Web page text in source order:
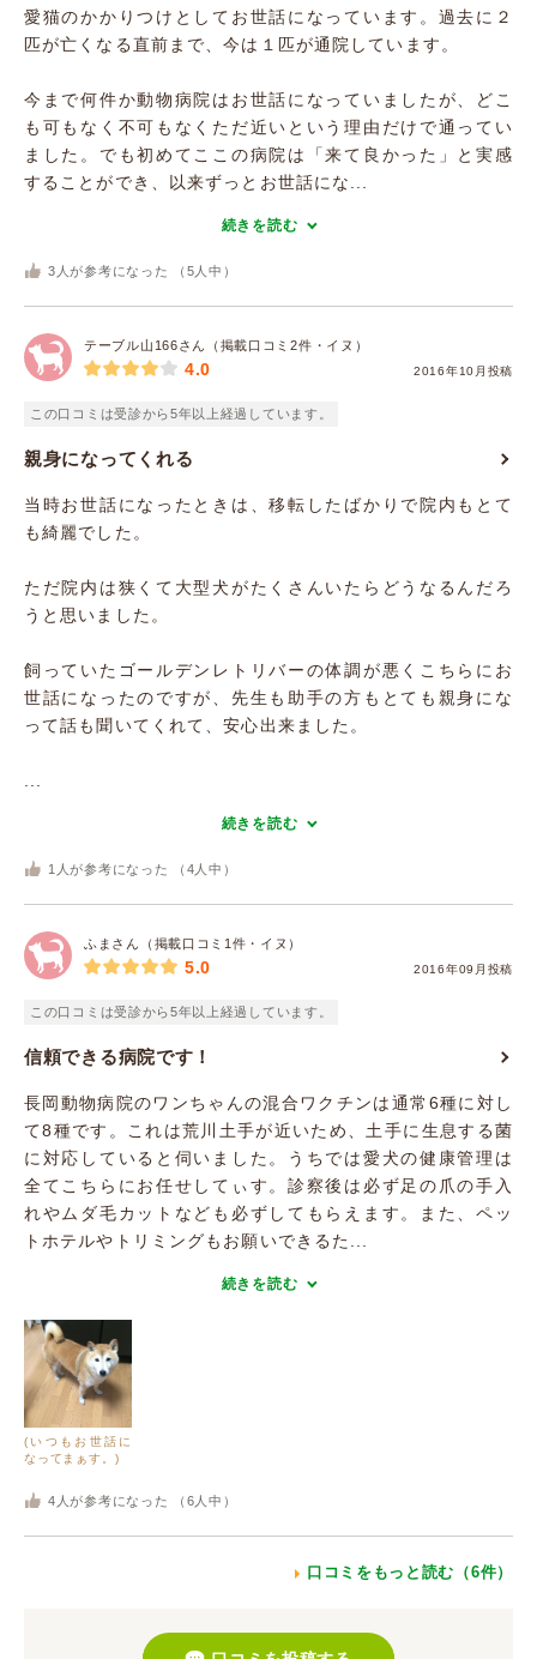
愛猫のかかりつけとしてお世話になっています。過去に２
匹が亡くなる直前まで、今は１匹が通院しています。
今まで何件か動物病院はお世話になっていましたが、どこ
も可もなく不可もなくただ近いという理由だけで通ってい
ました。でも初めてここの病院は「来て良かった」と実感
することができ、以来ずっとお世話にな...
続きを読む
3 人が参考になった （ 5 人中）
テーブル山166さん（掲載口コミ2件・イヌ）
2016年10月投稿
4.0
この口コミは受診から5年以上経過しています。
親身になってくれる
当時お世話になったときは、移転したばかりで院内もとて
も綺麗でした。
ただ院内は狭くて大型犬がたくさんいたらどうなるんだろ
うと思いました。
飼っていたゴールデンレトリバーの体調が悪くこちらにお
世話になったのですが、先生も助手の方もとても親身にな
って話も聞いてくれて、安心出来ました。
続きを読む
1 人が参考になった （ 4 人中）
ふまさん（掲載口コミ1件・イヌ）
2016年09月投稿
5.0
この口コミは受診から5年以上経過しています。
信頼できる病院です！
長岡動物病院のワンちゃんの混合ワクチンは通常6種に対し
て8種です。これは荒川土手が近いため、土手に生息する菌
に対応していると伺いました。うちでは愛犬の健康管理は
全てこちらにお任せしてぃす。診察後は必ず足の爪の手入
れやムダ毛カットなども必ずしてもらえます。また、ペッ
トホテルやトリミングもお願いできるた...
続きを読む
(いつもお世話に
なってまぁす。)
4 人が参考になった （ 6 人中）
口コミをもっと読む（6件）